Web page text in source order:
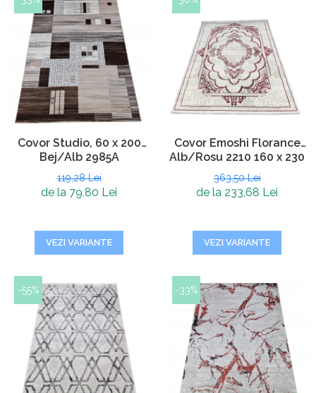
Covor Studio, 60 x 200
Bej/Alb 2985A
119,28 Lei
de la 79,80 Lei
VEZI VARIANTE
Covor Emoshi Florance
Alb/Rosu 2210 160 x 230
363,50 Lei
de la 233,68 Lei
VEZI VARIANTE
-55% -33%